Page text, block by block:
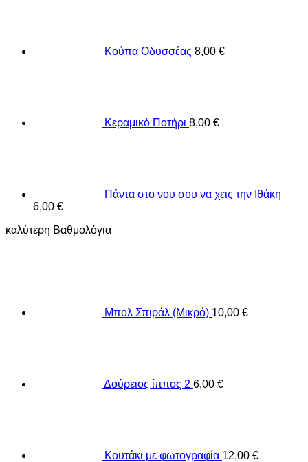
Κούπα Οδυσσέας 8,00 €
Κεραμικό Ποτήρι 8,00 €
Πάντα στο νου σου να χεις την Ιθάκη
6,00 €
καλύτερη Βαθμολόγια
Μπολ Σπιράλ (Μικρό) 10,00 €
Δούρειος ίππος 2 6,00 €
Κουτάκι με φωτογραφία 12,00 €